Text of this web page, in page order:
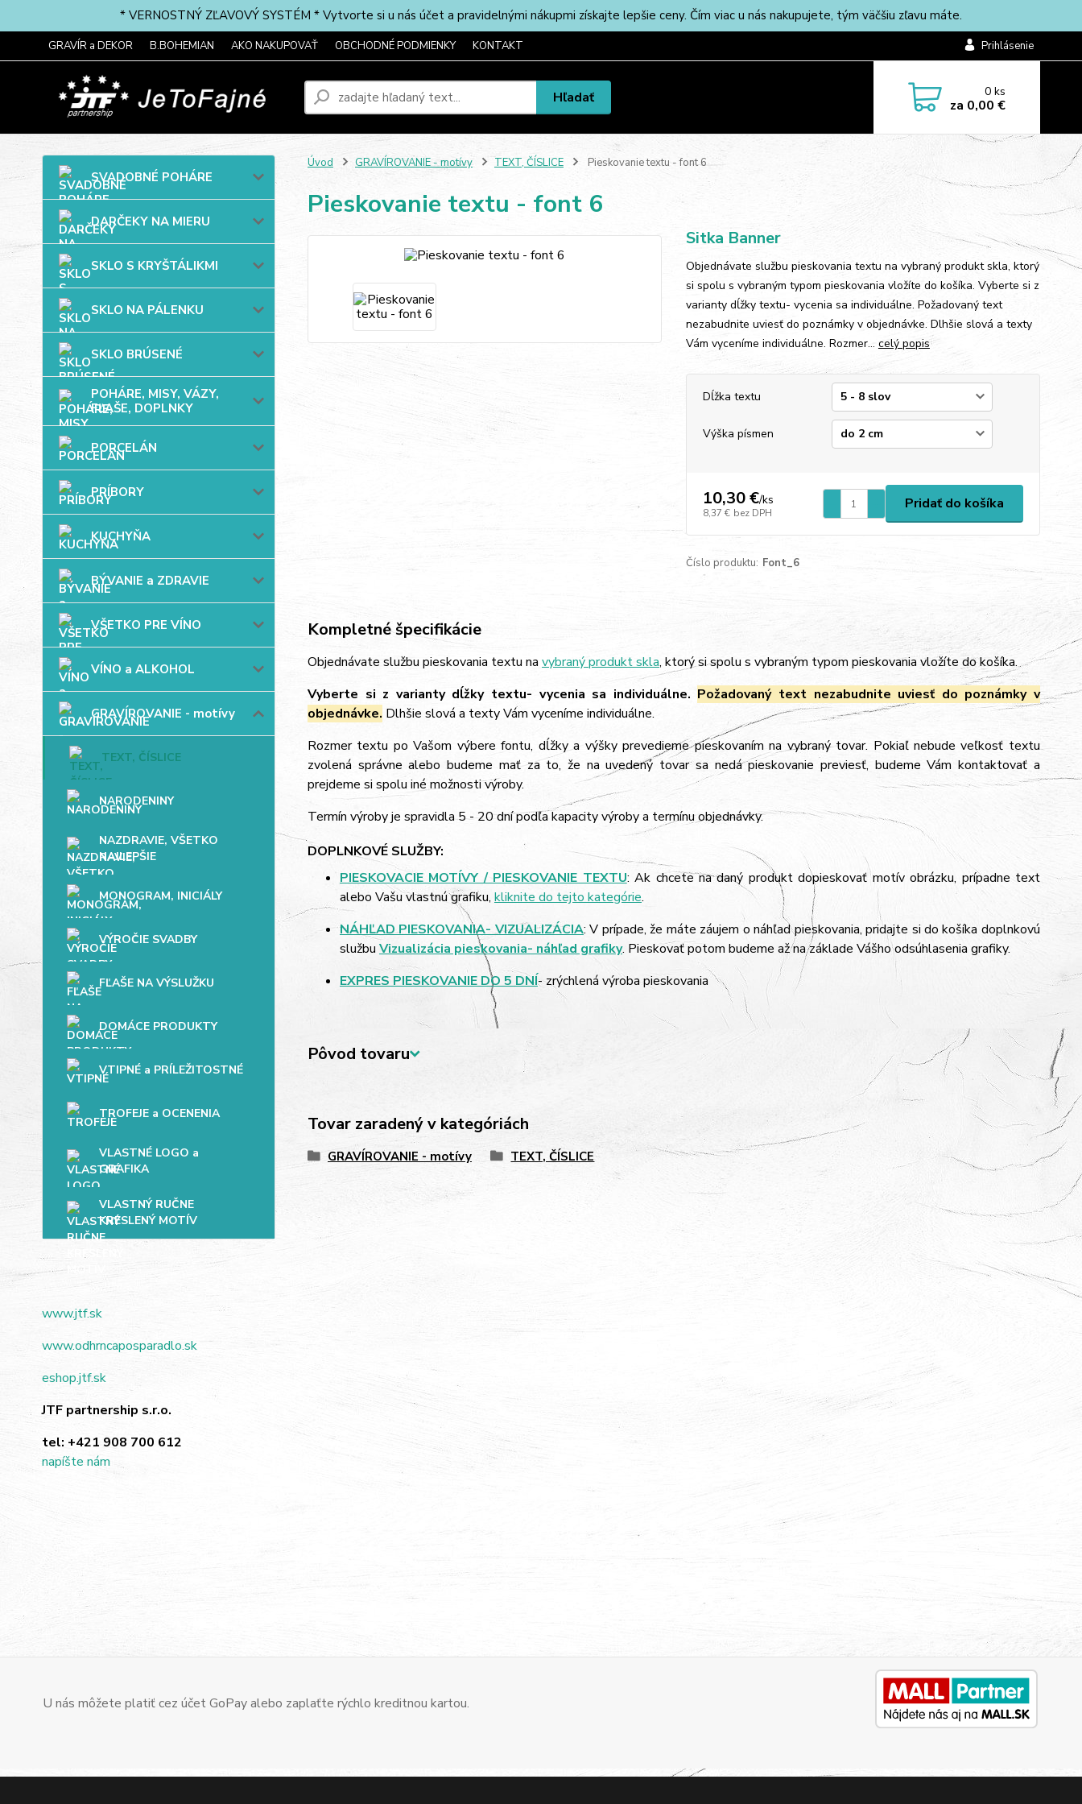
* VERNOSTNÝ ZĽAVOVÝ SYSTÉM * Vytvorte si u nás účet a pravidelnými nákupmi získajte lepšie ceny. Čím viac u nás nakupujete, tým väčšiu zľavu máte.
GRAVÍR a DEKOR B.BOHEMIAN AKO NAKUPOVAŤ OBCHODNÉ PODMIENKY KONTAKT Prihlásenie
Hľadať 0ks
za 0,00 €
SVADOBNÉ POHÁRE
DARČEKY NA MIERU
SKLO S KRYŠTÁLIKMI
SKLO NA PÁLENKU
SKLO BRÚSENÉ
POHÁRE, MISY, VÁZY,
FĽAŠE, DOPLNKY
PORCELÁN
PRÍBORY
KUCHYŇA
BÝVANIE a ZDRAVIE
VŠETKO PRE VÍNO
VÍNO a ALKOHOL
GRAVÍROVANIE - motívy
TEXT, ČÍSLICE
NARODENINY
NAZDRAVIE, VŠETKO
NAJLEPŠIE
MONOGRAM, INICIÁLY
VÝROČIE SVADBY
FĽAŠE NA VÝSLUŽKU
DOMÁCE PRODUKTY
VTIPNÉ a PRÍLEŽITOSTNÉ
TROFEJE a OCENENIA
VLASTNÉ LOGO a
GRAFIKA
VLASTNÝ RUČNE
KRESLENÝ MOTÍV
www.jtf.sk
www.odhrncaposparadlo.sk
eshop.jtf.sk
JTF partnership s.r.o.
tel: +421 908 700 612
napíšte nám
Úvod GRAVÍROVANIE - motívy TEXT, ČÍSLICE Pieskovanie textu - font 6
Pieskovanie textu - font 6
Sitka Banner
Objednávate službu pieskovania textu na vybraný produkt skla, ktorý
si spolu s vybraným typom pieskovania vložíte do košíka. Vyberte si z
varianty dĺžky textu- vycenia sa individuálne. Požadovaný text
nezabudnite uviesť do poznámky v objednávke. Dlhšie slová a texty
Vám vyceníme individuálne. Rozmer... celý popis
Dĺžka textu
Výška písmen
10,30 €/ks
8,37 € bez DPH
Pridať do košíka
Číslo produktu: Font_6
Kompletné špecifikácie
Objednávate službu pieskovania textu na vybraný produkt skla, ktorý si spolu s vybraným typom pieskovania vložíte do košíka.
Vyberte si z varianty dĺžky textu- vycenia sa individuálne. Požadovaný text nezabudnite uviesť do poznámky v
objednávke. Dlhšie slová a texty Vám vyceníme individuálne.
Rozmer textu po Vašom výbere fontu, dĺžky a výšky prevedieme pieskovaním na vybraný tovar. Pokiaľ nebude veľkosť textu
zvolená správne alebo budeme mať za to, že na uvedený tovar sa nedá pieskovanie previesť, budeme Vám kontaktovať a
prejdeme si spolu iné možnosti výroby.
Termín výroby je spravidla 5 - 20 dní podľa kapacity výroby a termínu objednávky.
DOPLNKOVÉ SLUŽBY:
PIESKOVACIE MOTÍVY / PIESKOVANIE TEXTU: Ak chcete na daný produkt dopieskovať motív obrázku, prípadne text
alebo Vašu vlastnú grafiku, kliknite do tejto kategórie.
NÁHĽAD PIESKOVANIA- VIZUALIZÁCIA: V prípade, že máte záujem o náhľad pieskovania, pridajte si do košíka doplnkovú
službu Vizualizácia pieskovania- náhľad grafiky. Pieskovať potom budeme až na základe Vášho odsúhlasenia grafiky.
EXPRES PIESKOVANIE DO 5 DNÍ- zrýchlená výroba pieskovania
Pôvod tovaru
Tovar zaradený v kategóriách
GRAVÍROVANIE - motívy TEXT, ČÍSLICE
U nás môžete platiť cez účet GoPay alebo zaplaťte rýchlo kreditnou kartou.